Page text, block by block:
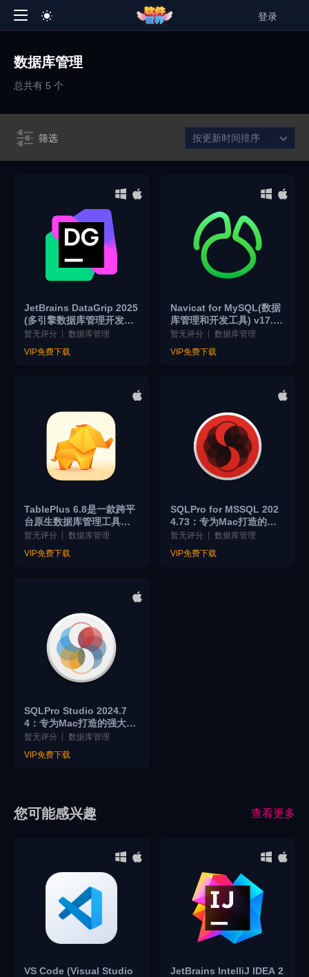
登录
数据库管理
总共有 5 个
筛选 按更新时间排序
JetBrains DataGrip 2025
(多引擎数据库管理开发工
具) v2025特别版
暂无评分
数据库管理
VIP免费下载
Navicat for MySQL(数据
库管理和开发工具) v17.3.
1 激活版下载
暂无评分
数据库管理
VIP免费下载
TablePlus 6.8是一款跨平
台原生数据库管理工具，
支持超20种数据库，启动
开发者和数据分析师
暂无评分
数据库管理
VIP免费下载
SQLPro for MSSQL 202
4.73：专为Mac打造的原
生轻量级SQL Server客户
暂无评分
数据库管理
VIP免费下载
SQLPro Studio 2024.7
4：专为Mac打造的强大数
据库管理工具
暂无评分
数据库管理
VIP免费下载
您可能感兴趣 查看更多
VS Code (Visual Studio
JetBrains IntelliJ IDEA 2